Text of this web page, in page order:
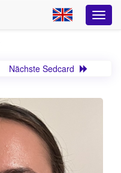
Nächste Sedcard